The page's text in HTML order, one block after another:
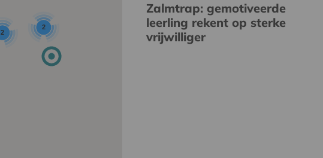
2
2
Zalmtrap: gemotiveerde
leerling rekent op sterke
vrijwilliger